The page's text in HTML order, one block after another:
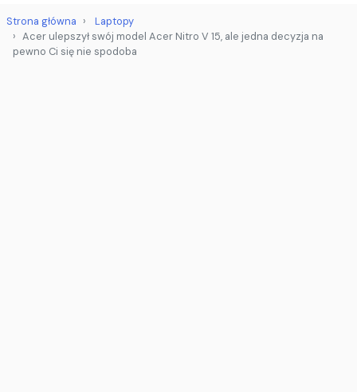
Strona główna
Laptopy
Acer ulepszył swój model Acer Nitro V 15, ale jedna decyzja na
pewno Ci się nie spodoba